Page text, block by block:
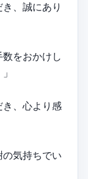
き、誠にあり
をおかけし
き、心より感
気持ちでい